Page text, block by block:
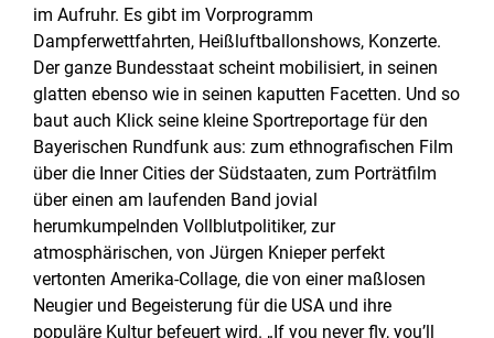
im Aufruhr. Es gibt im Vorprogramm
Dampferwettfahrten, Heißluftballonshows, Konzerte.
Der ganze Bundesstaat scheint mobilisiert, in seinen
glatten ebenso wie in seinen kaputten Facetten. Und so
baut auch Klick seine kleine Sportreportage für den
Bayerischen Rundfunk aus: zum ethnografischen Film
über die Inner Cities der Südstaaten, zum Porträtfilm
über einen am laufenden Band jovial
herumkumpelnden Vollblutpolitiker, zur
atmosphärischen, von Jürgen Knieper perfekt
vertonten Amerika-Collage, die von einer maßlosen
Neugier und Begeisterung für die USA und ihre
populäre Kultur befeuert wird. „If you never fly, you’ll